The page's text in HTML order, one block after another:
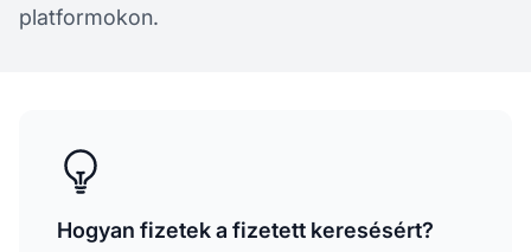
platformokon.
Hogyan fizetek a fizetett keresésért?